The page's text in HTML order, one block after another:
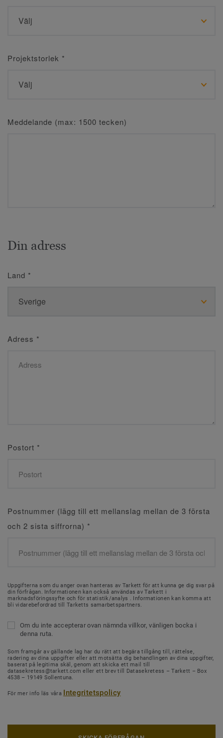
Projektstorlek *
Meddelande (max: 1500 tecken)
Din adress
Land *
Adress *
Postort *
Postnummer (lägg till ett mellanslag mellan de 3 första
och 2 sista siffrorna) *
Uppgifterna som du anger ovan hanteras av Tarkett för att kunna ge dig svar på
din förfrågan. Informationen kan också användas av Tarkett i
marknadsföringssyfte och för statistik/analys . Informationen kan komma att
bli vidarebefordrad till Tarketts samarbetspartners.
Om du inte accepterar ovan nämnda villkor, vänligen bocka i
denna ruta.
Som framgår av gällande lag har du rätt att begära tillgång till, rättelse,
radering av dina uppgifter eller att motsätta dig behandlingen av dina uppgifter,
baserat på legitima skäl, genom att skicka ett mail till
datasekretess@tarkett.com eller ett brev till Datasekretess – Tarkett – Box
4538 – 19149 Sollentuna.
För mer info läs våra Integritetspolicy